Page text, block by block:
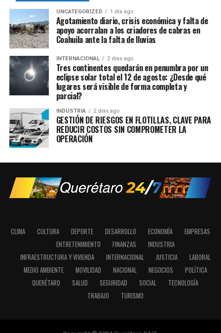
UNCATEGORIZED 1 día ago
Agotamiento diario, crisis económica y falta de
apoyo acorralan a los criadores de cabras en
Coahuila ante la falta de lluvias
INTERNACIONAL 2 días ago
Tres continentes quedarán en penumbra por un
eclipse solar total el 12 de agosto: ¿Desde qué
lugares será visible de forma completa y
parcial?
INDUSTRIA 2 días ago
GESTIÓN DE RIESGOS EN FLOTILLAS, CLAVE PARA
REDUCIR COSTOS SIN COMPROMETER LA
OPERACIÓN
CLIMA CULTURA DEPORTE DESARROLLO ECONOMÍA
EMPRESAS
ENTRETENIMIENTO
FINANZAS
INDUSTRIA
INFRAESTRUCTURA Y VIVIENDA
INTERNACIONAL JUSTICIA
LABORAL
MEDIO AMBIENTE
MOVILIDAD NACIONAL NEGOCIOS
POLÍTICA
QUERÉTARO
SALUD SEGURIDAD SOCIAL
TECNOLOGÍA
TRABAJO
TURISMO